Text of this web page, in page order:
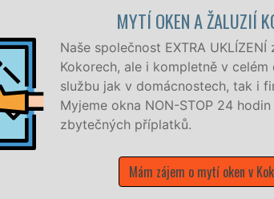
MYTÍ OKEN A ŽALUZIÍ
Naše společnost EXTRA
Kokorech, ale i kompletně v
službu jak v domácnostech, tak i
Myjeme okna NON-STOP 24
zbytečných příplatků.
Mám zájem o mytí oken v